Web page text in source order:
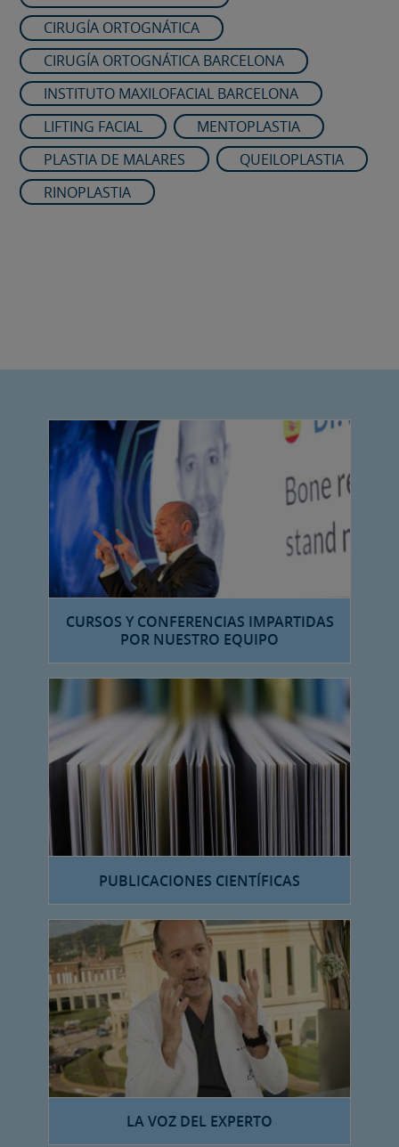
CIRUGÍA ORTOGNÁTICA
CIRUGÍA ORTOGNÁTICA BARCELONA
INSTITUTO MAXILOFACIAL BARCELONA
LIFTING FACIAL
MENTOPLASTIA
PLASTIA DE MALARES
QUEILOPLASTIA
RINOPLASTIA
CURSOS Y CONFERENCIAS IMPARTIDAS
POR NUESTRO EQUIPO
PUBLICACIONES CIENTÍFICAS
LA VOZ DEL EXPERTO